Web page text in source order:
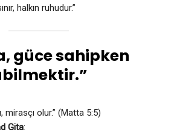
halkın ruhudur.”
güce sahipken
mirasçı olur.” (Matta 5:5)
Gita: